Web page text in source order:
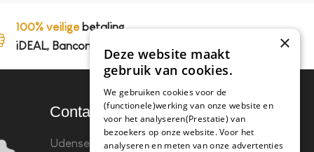
100% veiligebetaling,
iDEAL, Bancontact en op rekening
Contact
Udenseweg 8B 5405 PA
×
Deze website maakt
gebruik van cookies.
We gebruiken cookies voor de
(functionele)werking van onze website en
voor het analyseren(Prestatie) van
bezoekers op onze website. Voor het
analyseren en meten van onze advertenties